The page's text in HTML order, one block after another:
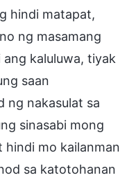
hindi matapat,
ng masamang
kaluluwa, tiyak
saan
ng nakasulat sa
sinasabi mong
mo kailanman
sa katotohanan